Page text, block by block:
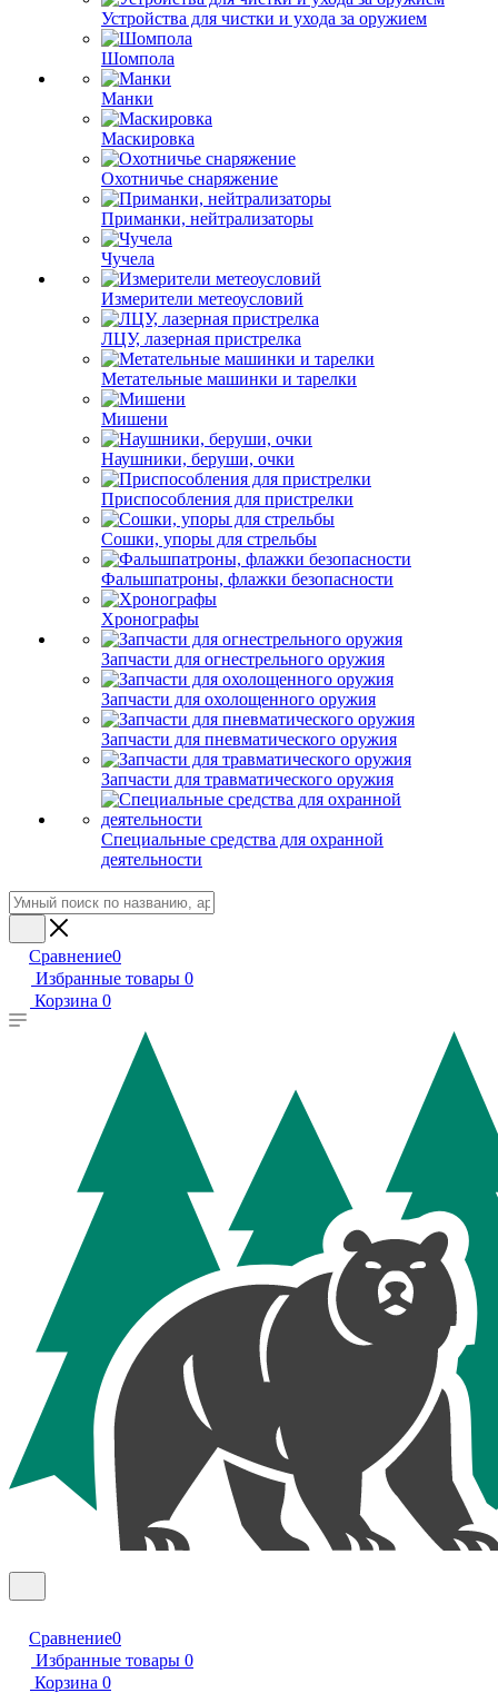
Устройства для чистки и ухода за оружием
Шомпола
Манки
Маскировка
Охотничье снаряжение
Приманки, нейтрализаторы
Чучела
Измерители метеоусловий
ЛЦУ, лазерная пристрелка
Метательные машинки и тарелки
Мишени
Наушники, беруши, очки
Приспособления для пристрелки
Сошки, упоры для стрельбы
Фальшпатроны, флажки безопасности
Хронографы
Запчасти для огнестрельного оружия
Запчасти для охолощенного оружия
Запчасти для пневматического оружия
Запчасти для травматического оружия
Специальные средства для охранной
деятельности
Сравнение0
Избранные товары 0
Корзина 0
Сравнение0
Избранные товары 0
Корзина 0